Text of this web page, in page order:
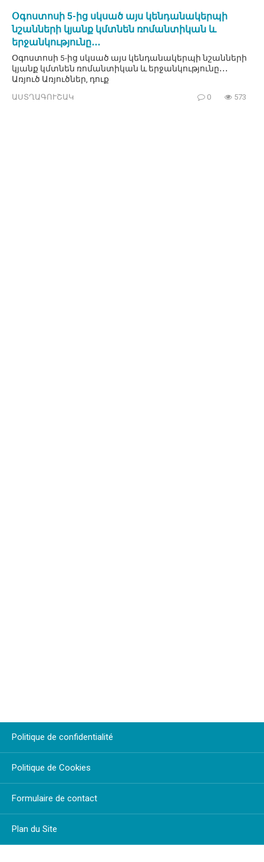
Օգոստոսի 5-ից սկսած այս կենդանակերպի
նշանների կյանք կմտնեն ռոմանտիկան և
երջանկությունը․․․
Օգոստոսի 5-ից սկսած այս կենդանակերպի նշանների
կյանք կմտնեն ռոմանտիկան և երջանկությունը․․․
Առյուծ Առյուծներ, դուք
ԱՍՏՂԱԳՈՒՇԱԿ 0 573
Politique de confidentialité
Politique de Cookies
Formulaire de contact
Plan du Site